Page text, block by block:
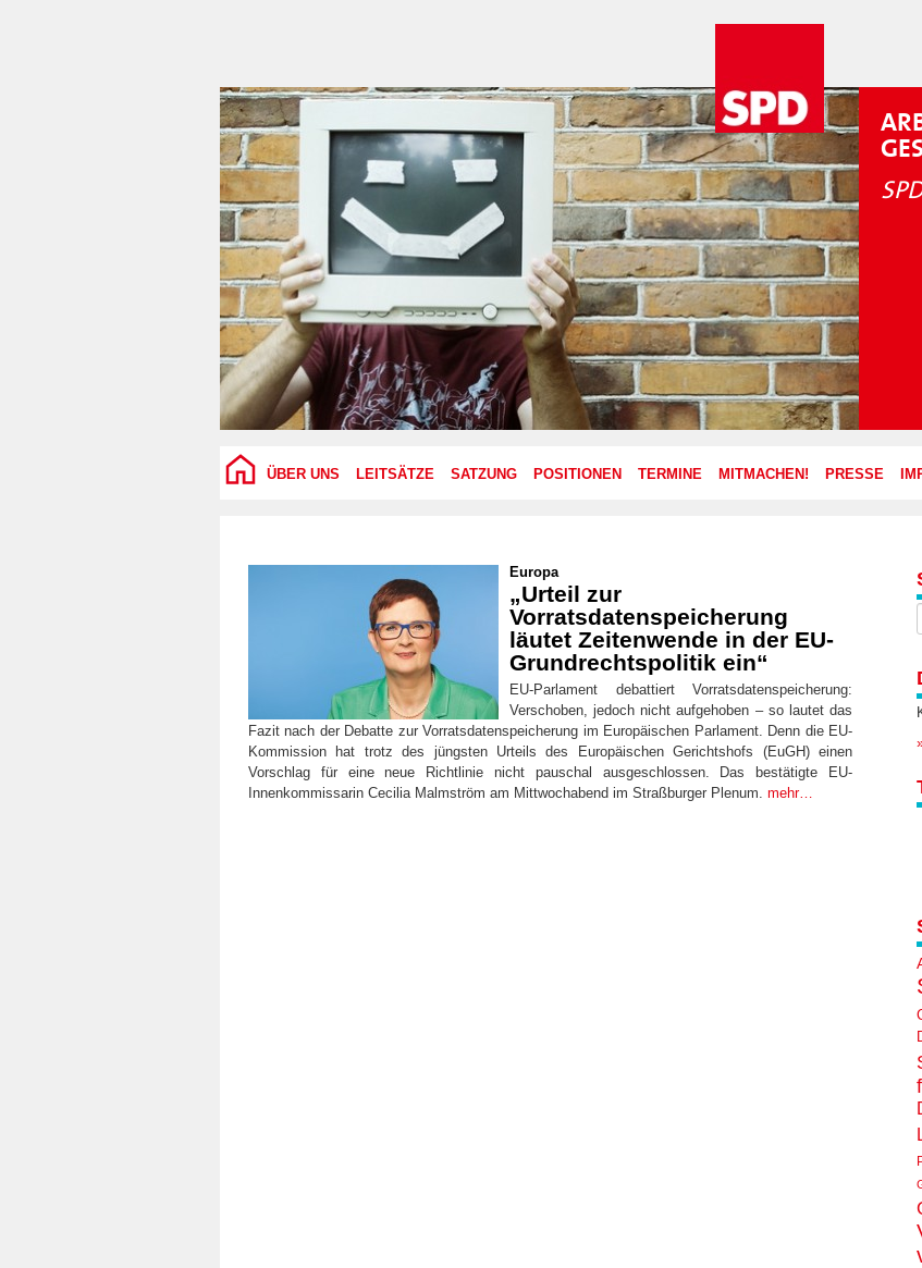
ÜBER UNS LEITSÄTZE SATZUNG POSITIONEN TERMINE MITMACHEN! PRESSE
Europa
„Urteil zur
Vorratsdatenspeicherung
läutet Zeitenwende in der EU-
Grundrechtspolitik ein“
EU-Parlament debattiert Vorratsdatenspeicherung:
Verschoben, jedoch nicht aufgehoben – so lautet das
Fazit nach der Debatte zur Vorratsdatenspeicherung im Europäischen Parlament. Denn die EU-
Kommission hat trotz des jüngsten Urteils des Europäischen Gerichtshofs (EuGH) einen
Vorschlag für eine neue Richtlinie nicht pauschal ausgeschlossen. Das bestätigte EU-
Innenkommissarin Cecilia Malmström am Mittwochabend im Straßburger Plenum. mehr…